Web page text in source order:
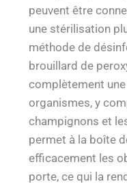
peuvent être
une stérilisation
méthode de
brouillard de
complètement
organismes, y
champignons et
permet à la boîte
efficacement les
porte, ce qui la